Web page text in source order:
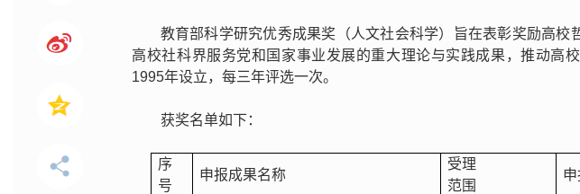
教育部科学研究优秀成果奖（人文社会科学）旨在表彰奖励高校
高校社科界服务党和国家事业发展的重大理论与实践成果，推动高
1995年设立，每三年评选一次。
获奖名单如下：
序
号
申报成果名称
受理
范围
申